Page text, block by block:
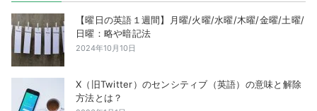
【曜日の英語１週間】月曜/火曜/水曜/木曜/金曜/土曜/
日曜：略や暗記法
2024年10月10日
X（旧Twitter）のセンシティブ（英語）の意味と解除
方法とは？